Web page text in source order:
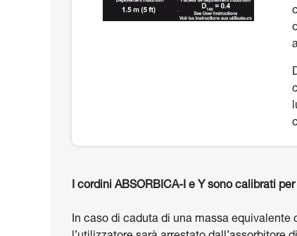
I cordini ABSORBICA-I e Y sono calibrati
In caso di caduta di una massa equivalente